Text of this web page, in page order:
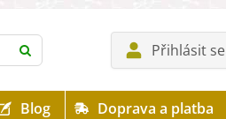
Přihlásit se
Blog Doprava a platba